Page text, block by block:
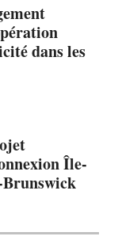
dans les
Île-